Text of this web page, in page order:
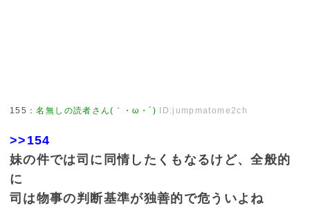
155 ：名無しの読者さん(｀・ω・´) ID:jumpmatome2ch
>>154
妹の件では司に同情したくもなるけど、全般的
に
司は物事の判断基準が独善的で危ういよね